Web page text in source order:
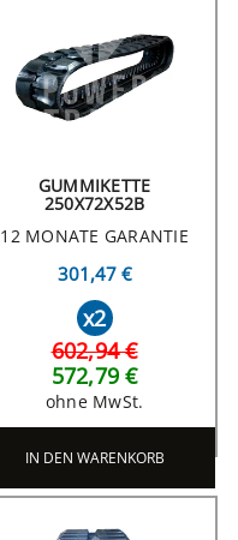
GUMMIKETTE
250X72X52B
12 MONATE GARANTIE
301,47 €
x2
602,94 €
572,79 €
ohne MwSt.
IN DEN WARENKORB